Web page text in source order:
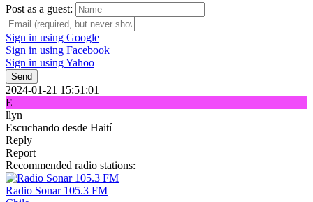
Post as a guest:
Sign in using Google
Sign in using Facebook
Sign in using Yahoo
Send
2024-01-21 15:51:01
E
llyn
Escuchando desde Haití
Reply
Report
Recommended radio stations:
Radio Sonar 105.3 FM